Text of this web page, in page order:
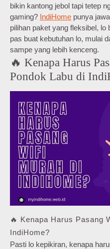
bikin kantong jebol tapi tetep
gaming? IndiHome punya
pilihan paket yang fleksibel, lo
pas buat kebutuhan lo, mulai
sampe yang lebih kenceng.
🔥 Kenapa Harus
Pondok Labu di
🔥 Kenapa Harus Pasang
IndiHome?
Pasti lo kepikiran, kenapa